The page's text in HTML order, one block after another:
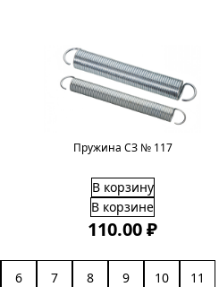
Пружина СЗ № 117
В корзину
В корзине
110.00 ₽
6 7 8 9 10 11